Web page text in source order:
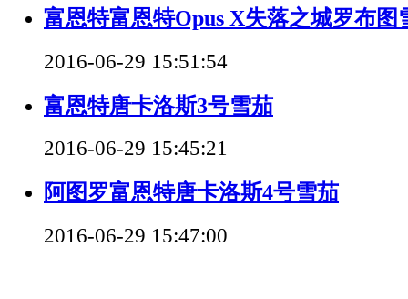
富恩特富恩特Opus X失落之城罗布图
2016-06-29 15:51:54
富恩特唐卡洛斯3号雪茄
2016-06-29 15:45:21
阿图罗富恩特唐卡洛斯4号雪茄
2016-06-29 15:47:00